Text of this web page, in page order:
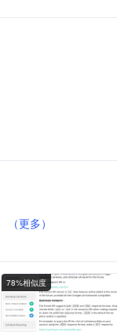
（更多）
78%相似度